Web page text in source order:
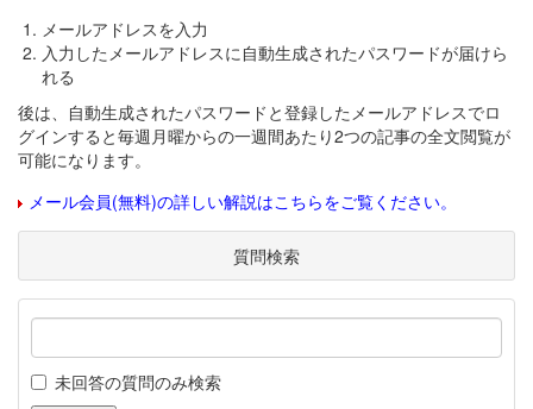
メールアドレスを入力
入力したメールアドレスに自動生成されたパスワードが届けら
れる
後は、自動生成されたパスワードと登録したメールアドレスでロ
グインすると毎週月曜からの一週間あたり2つの記事の全文閲覧が
可能になります。
メール会員(無料)の詳しい解説はこちらをご覧ください。
質問検索
未回答の質問のみ検索